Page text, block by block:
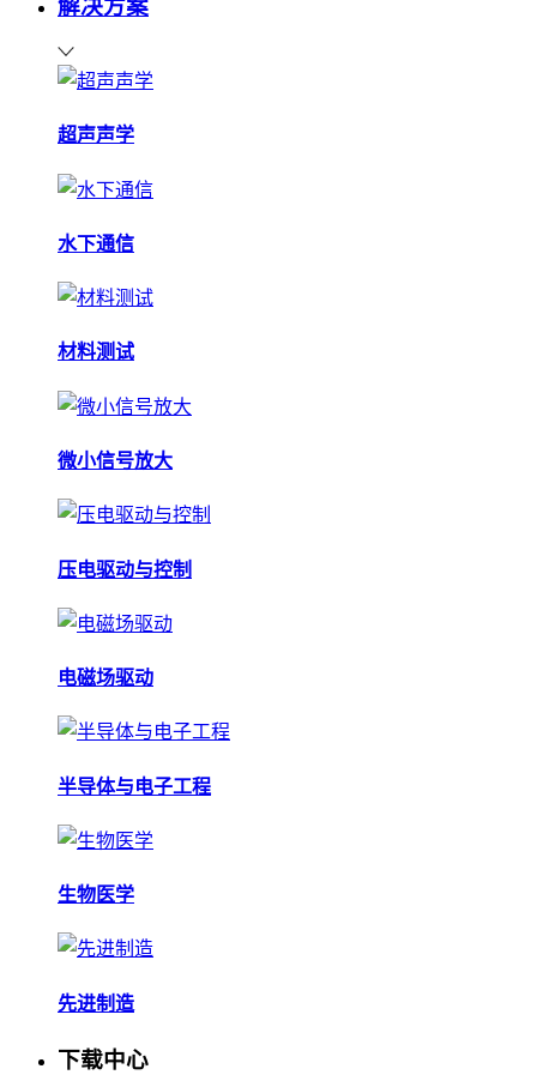
解决方案
超声声学
水下通信
材料测试
微小信号放大
压电驱动与控制
电磁场驱动
半导体与电子工程
生物医学
先进制造
下载中心